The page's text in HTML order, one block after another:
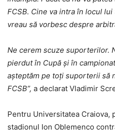
FCSB. Cine va intra în locul
vreau să vorbesc despre
Ne cerem scuze suporterilor.
pierdut în Cupă și în
așteptăm pe toți suporterii să
FCSB”, a declarat Vladimir
Pentru Universitatea Craiova,
stadionul Ion Oblemenco